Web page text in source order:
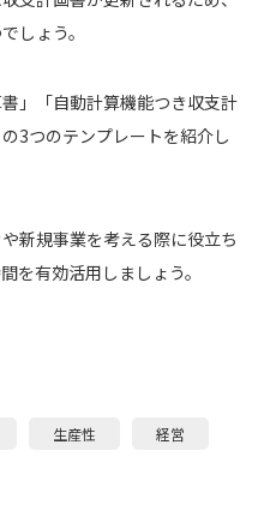
しょう。
」「自動計算機能つき収支計
3つのテンプレートを紹介し
新規事業を考える際に役立ち
を有効活用しましょう。
生産性 経営